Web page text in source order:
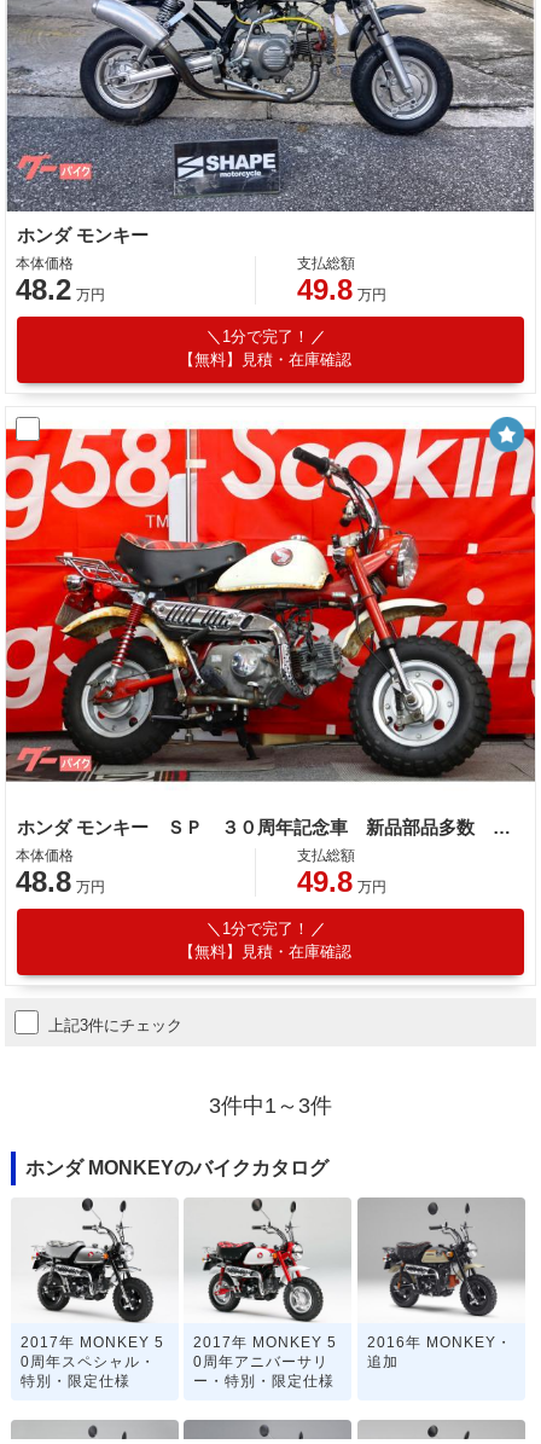
ホンダ モンキー
本体価格
48.2 万円
支払総額
49.8 万円
1分で完了！
【無料】見積・在庫確認
ホンダ モンキー ＳＰ ３０周年記念車 新品部品多数 Ｚ５０Ｊ
本体価格
48.8 万円
支払総額
49.8 万円
1分で完了！
【無料】見積・在庫確認
上記3件にチェック
3件中1～3件
ホンダ MONKEYのバイクカタログ
2017年 MONKEY 5
0周年スペシャル・
特別・限定仕様
2017年 MONKEY 5
0周年アニバーサリ
ー・特別・限定仕様
2016年 MONKEY・
追加